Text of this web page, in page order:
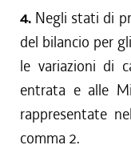
4. Negli stati di
del bilancio per
le variazioni di
entrata e alle
rappresentate
comma 2.